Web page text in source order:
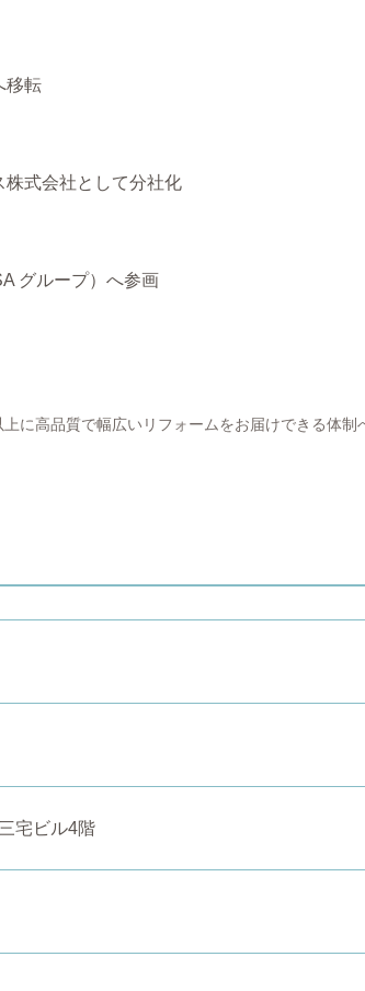
移転
株式会社として分社化
グループ）へ参画
に高品質で幅広いリフォームをお届けできる体制
宅ビル4階